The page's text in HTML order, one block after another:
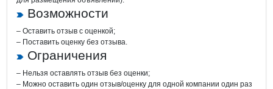
Возможности
– Оставить отзыв с оценкой;
– Поставить оценку без отзыва.
Ограничения
– Нельзя оставлять отзыв без оценки;
– Можно оставить один отзыв/оценку для одной компании один раз